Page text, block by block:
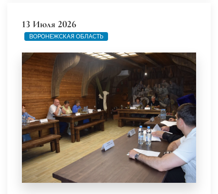
13 Июля 2026
ВОРОНЕЖСКАЯ ОБЛАСТЬ